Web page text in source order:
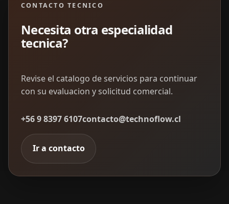
CONTACTO TECNICO
Necesita otra especialidad
tecnica?
Revise el catalogo de servicios para continuar
con su evaluacion y solicitud comercial.
+56 9 8397 6107contacto@technoflow.cl
Ir a contacto